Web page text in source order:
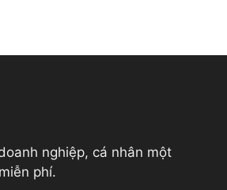
nghiệp, cá nhân một
phí.